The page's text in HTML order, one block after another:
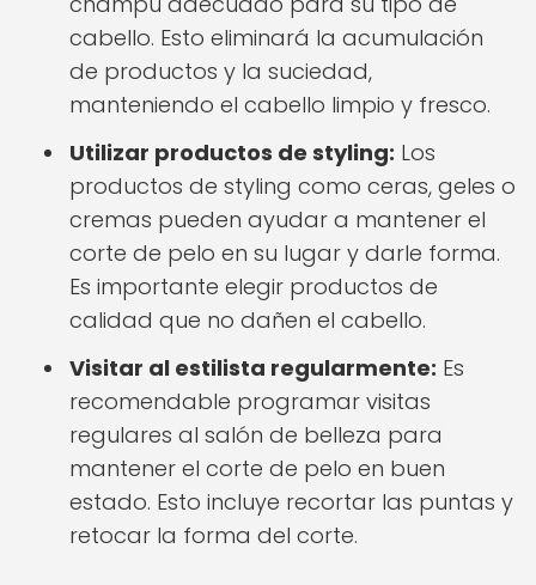
cabello. Esto eliminará la acumulación
de productos y la suciedad,
manteniendo el cabello limpio y fresco.
Utilizar productos de styling: Los
productos de styling como ceras, geles o
cremas pueden ayudar a mantener el
corte de pelo en su lugar y darle forma.
Es importante elegir productos de
calidad que no dañen el cabello.
Visitar al estilista regularmente: Es
recomendable programar visitas
regulares al salón de belleza para
mantener el corte de pelo en buen
estado. Esto incluye recortar las puntas y
retocar la forma del corte.